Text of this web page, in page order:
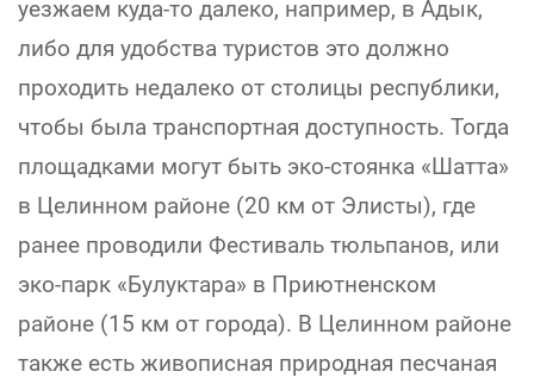
уезжаем куда-то далеко, например, в Адык,
либо для удобства туристов это должно
проходить недалеко от столицы республики,
чтобы была транспортная доступность. Тогда
площадками могут быть эко-стоянка «Шатта»
в Целинном районе (20 км от Элисты), где
ранее проводили Фестиваль тюльпанов, или
эко-парк «Булуктара» в Приютненском
районе (15 км от города). В Целинном районе
также есть живописная природная песчаная